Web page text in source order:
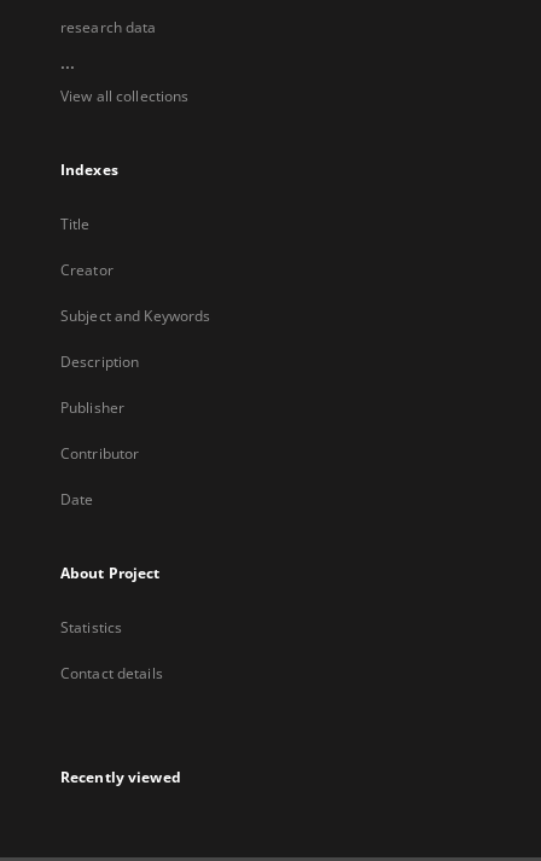
research data
...
View all collections
Indexes
Title
Creator
Subject and Keywords
Description
Publisher
Contributor
Date
About Project
Statistics
Contact details
Recently viewed